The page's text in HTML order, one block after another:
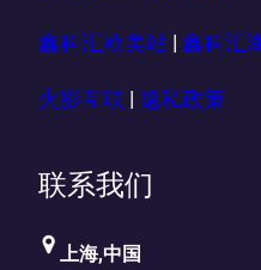
鑫科汇欧美站 | 鑫科汇
火影互联 隐私政策
联系我们
上海,中国